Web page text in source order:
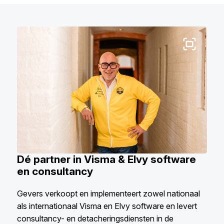
Dé partner in Visma & Elvy software
en consultancy
Gevers verkoopt en implementeert zowel nationaal
als internationaal Visma en Elvy software en levert
consultancy- en detacheringsdiensten in de